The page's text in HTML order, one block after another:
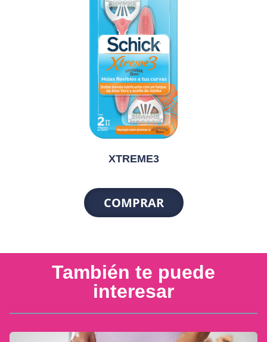
XTREME3
COMPRAR
También te puede
interesar